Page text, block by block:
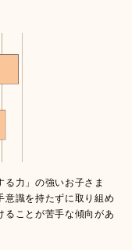
る力」の強いお子さま
意識を持たずに取り組め
ることが苦手な傾向があ